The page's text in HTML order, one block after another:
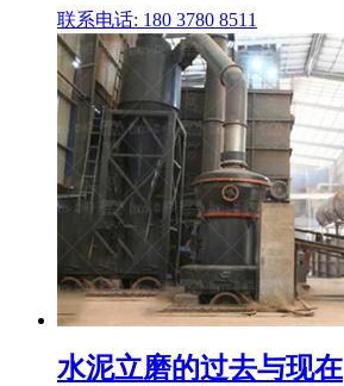
联系电话: 180 3780 8511
水泥立磨的过去与现在